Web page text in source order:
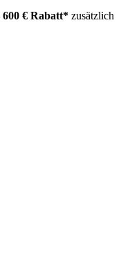
600 € Rabatt* zusätzlich